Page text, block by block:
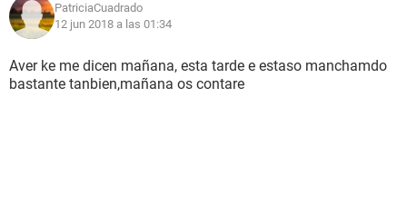
PatriciaCuadrado
12 jun 2018 a las 01:34
Aver ke me dicen mañana, esta tarde e estaso manchamdo
bastante tanbien,mañana os contare